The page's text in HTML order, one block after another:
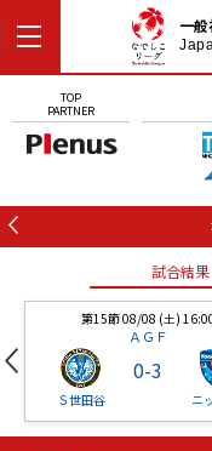
一般
TOP
PARTNER
試合結果
第15節 08/08 (土)
ＡＧＦ
Ｓ世田谷
0-3
ニ